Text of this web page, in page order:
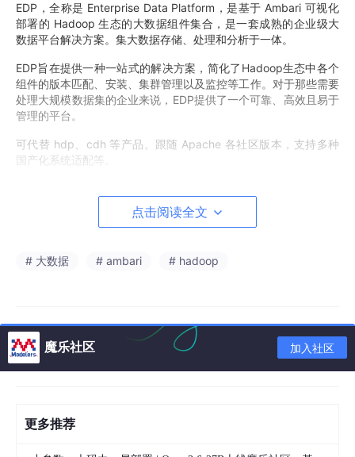
EDP，全称是 Enterprise Data Platform，是基于 Ambari 可视化
部署的 Hadoop 生态的大数据组件集合，是一套成熟的企业级大
数据平台解决方案。集大数据存储、处理和分析于一体。
EDP旨在提供一种一站式的解决方案，简化了Hadoop生态中各个
组件的版本匹配、安装、集群管理以及监控等工作。对于那些需要
处理大规模数据集的企业来说，EDP提供了一个可靠、高效且易于
管理的平台。
可代替 hdp、cdh 等产品。跟随 Apache 各社区版本，支持多种
国产化系统适配等。
三、EDP 广泛的操作系统支持
EDP 支持的操作系统如下：
n 10/11/12。
7。
● 定制支持：理论支持所有国产操作系统，可根据需求定制。
点击阅读全文
# 大数据 # ambari # hadoop
魔乐社区 加入社区
更多推荐